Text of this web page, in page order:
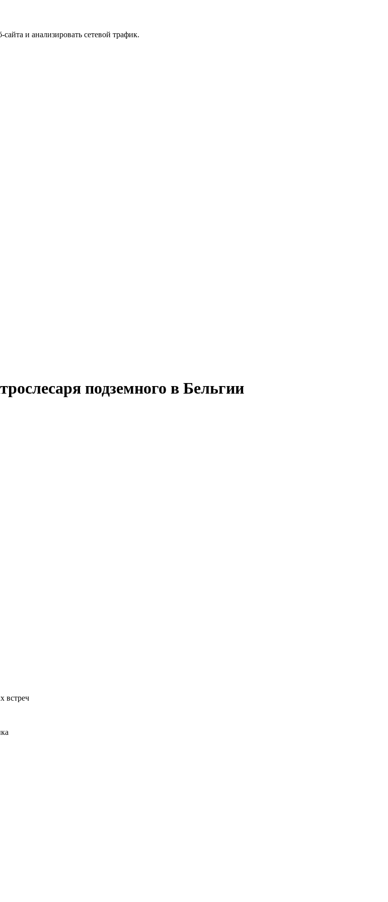
и анализировать сетевой трафик.
подземного в Бельгии
встреч